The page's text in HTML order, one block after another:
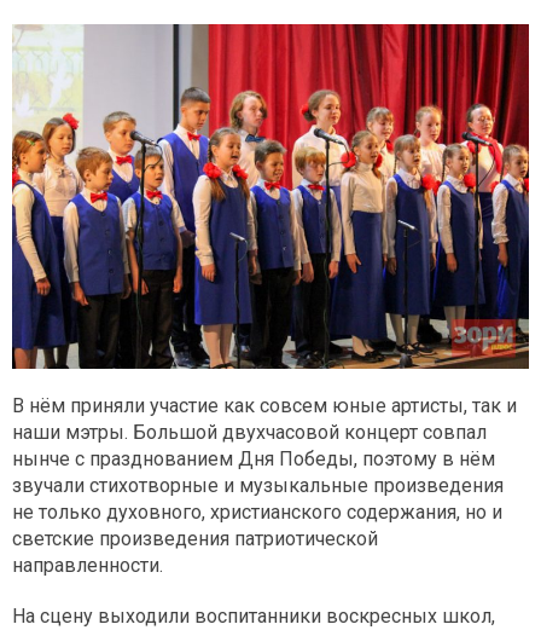
В нём приняли участие как совсем юные артисты, так и
наши мэтры. Большой двухчасовой концерт совпал
нынче с празднованием Дня Победы, поэтому в нём
звучали стихотворные и музыкальные произведения
не только духовного, христианского содержания, но и
светские произведения патриотической
направленности.
На сцену выходили воспитанники воскресных школ,